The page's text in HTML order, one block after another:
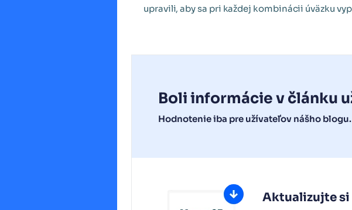
upravili, aby sa pri každej kombinácii úväzku
Boli informácie v článku
Hodnotenie iba pre užívateľov nášho blogu.
Aktualizujte si